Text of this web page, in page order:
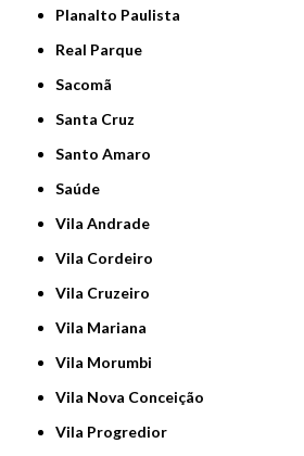
Planalto Paulista
Real Parque
Sacomã
Santa Cruz
Santo Amaro
Saúde
Vila Andrade
Vila Cordeiro
Vila Cruzeiro
Vila Mariana
Vila Morumbi
Vila Nova Conceição
Vila Progredior